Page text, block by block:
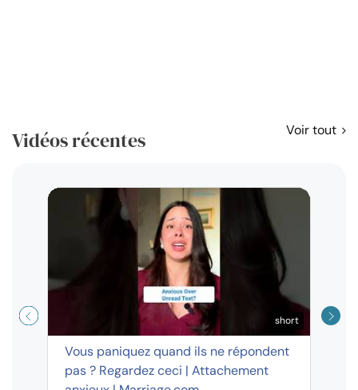
Vidéos récentes Voir tout
short
Vous paniquez quand ils ne répondent
pas ? Regardez ceci | Attachement